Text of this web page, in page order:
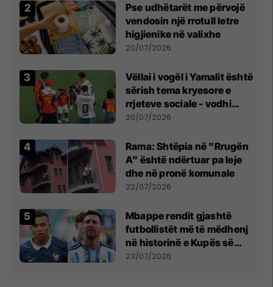
Pse udhëtarët me përvojë
vendosin një rrotull letre
higjienike në valixhe
20/07/2026
Vëllai i vogël i Yamalit është
sërish tema kryesore e
rrjeteve sociale - vodhi
vëmendjen pas finales së
20/07/2026
Rama: Shtëpia në "Rrugën
A" është ndërtuar pa leje
dhe në pronë komunale
22/07/2026
Mbappe rendit gjashtë
futbollistët më të mëdhenj
në historinë e Kupës së
Botës, Messi mbetet i dyti
23/07/2026